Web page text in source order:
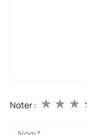
Noter : ★
★
★
Nom